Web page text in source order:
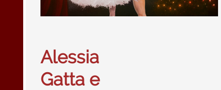
Alessia
Gatta e